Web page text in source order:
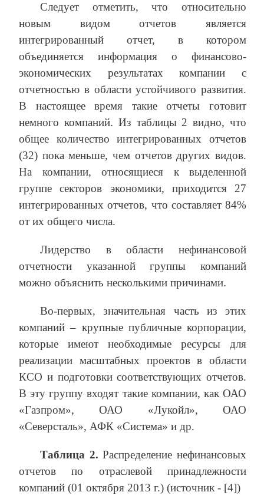
Следует отметить, что относительно
новым видом отчетов является
интегрированный отчет, в котором
объединяется информация о финансово-
экономических результатах компании с
отчетностью в области устойчивого развития.
В настоящее время такие отчеты готовит
немного компаний. Из таблицы 2 видно, что
общее количество интегрированных отчетов
(32) пока меньше, чем отчетов других видов.
На компании, относящиеся к выделенной
группе секторов экономики, приходится 27
интегрированных отчетов, что составляет 84%
от их общего числа.
Лидерство в области нефинансовой
отчетности указанной группы компаний
можно объяснить несколькими причинами.
Во-первых, значительная часть из этих
компаний – крупные публичные корпорации,
которые имеют необходимые ресурсы для
реализации масштабных проектов в области
КСО и подготовки соответствующих отчетов.
В эту группу входят такие компании, как ОАО
«Газпром», ОАО «Лукойл», ОАО
«Северсталь», АФК «Система» и др.
Таблица 2.Распределение нефинансовых
отчетов по отраслевой принадлежности
компаний (01 октября 2013 г.) (источник - [4])